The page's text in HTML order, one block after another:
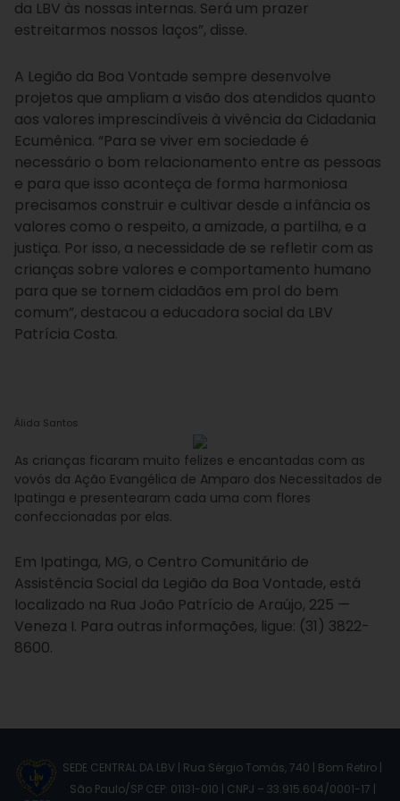
da LBV às nossas internas. Será um prazer
estreitarmos nossos laços”, disse.
A Legião da Boa Vontade sempre desenvolve
projetos que ampliam a visão dos atendidos quanto
aos valores imprescindíveis à vivência da Cidadania
Ecumênica. “Para se viver em sociedade é
necessário o bom relacionamento entre as pessoas
e para que isso aconteça de forma harmoniosa
precisamos construir e cultivar desde a infância os
valores como o respeito, a amizade, a partilha, e a
justiça. Por isso, a necessidade de se refletir com as
crianças sobre valores e comportamento humano
para que se tornem cidadãos em prol do bem
comum”, destacou a educadora social da LBV
Patrícia Costa.
Álida Santos
As crianças ficaram muito felizes e encantadas com as
vovós da Ação Evangélica de Amparo dos Necessitados de
Ipatinga e presentearam cada uma com flores
confeccionadas por elas.
Em Ipatinga, MG, o Centro Comunitário de
Assistência Social da Legião da Boa Vontade, está
localizado na Rua João Patrício de Araújo, 225 —
Veneza I. Para outras informações, ligue: (31) 3822-
8600.
SEDE CENTRAL DA LBV | Rua Sérgio Tomás, 740 | Bom Retiro |
São Paulo/SP CEP: 01131-010 | CNPJ – 33.915.604/0001-17 |